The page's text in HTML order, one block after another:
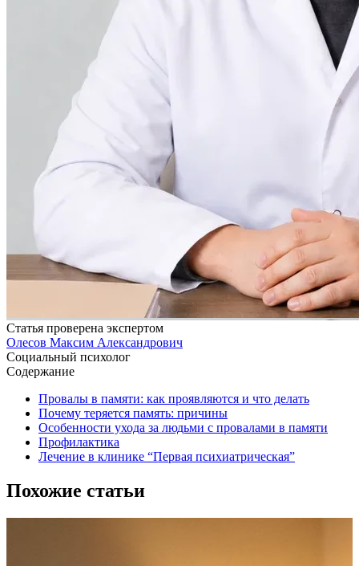
Статья проверена экспертом
Олесов Максим Александрович
Социальный психолог
Содержание
Провалы в памяти: как проявляются и что делать
Почему теряется память: причины
Особенности ухода за людьми с провалами в памяти
Профилактика
Лечение в клинике “Первая психиатрическая”
Похожие статьи